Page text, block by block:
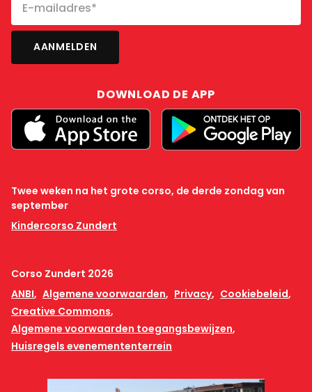
DOWNLOAD DE APP
Twee weken na het grote corso, de derde zondag van
september
Kindercorso Zundert
Corso Zundert 2026
ANBI
Algemene voorwaarden Privacy
Cookiebeleid
Creative Commons
Algemene voorwaarden toegangsbewijzen
Huisregels evenemententerrein